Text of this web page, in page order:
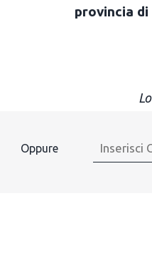
provincia
Oppure